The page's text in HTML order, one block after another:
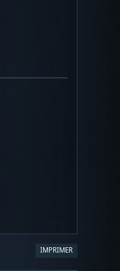
IMPRIMER